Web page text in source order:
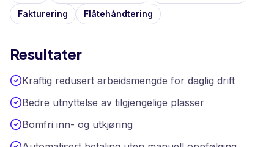
Fakturering
Flåtehåndtering
Resultater
Kraftig redusert arbeidsmengde for daglig drift
Bedre utnyttelse av tilgjengelige plasser
Bomfri inn- og utkjøring